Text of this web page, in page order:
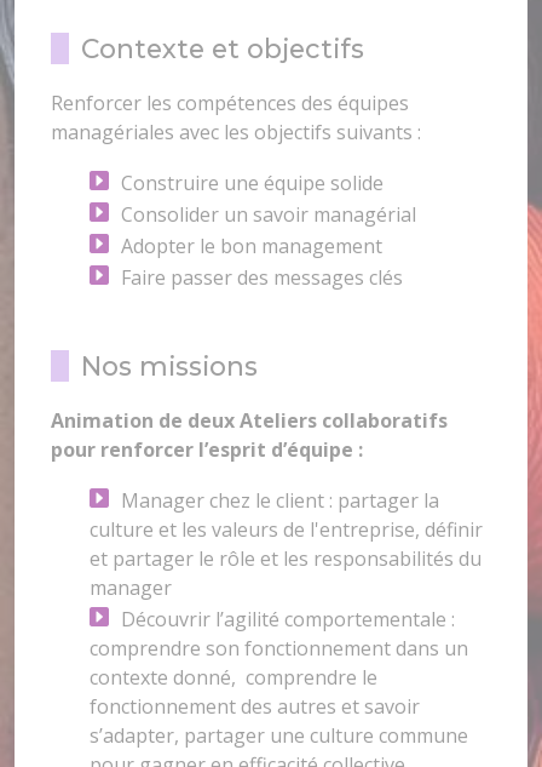
Contexte et objectifs
Renforcer les compétences des équipes
managériales avec les objectifs suivants :
Construire une équipe solide
Consolider un savoir managérial
Adopter le bon management
Faire passer des messages clés
Nos missions
Animation de deux Ateliers collaboratifs
pour renforcer l’esprit d’équipe :
Manager chez le client : partager la
culture et les valeurs de l'entreprise, définir
et partager le rôle et les responsabilités du
manager
Découvrir l’agilité comportementale :
comprendre son fonctionnement dans un
contexte donné, comprendre le
fonctionnement des autres et savoir
s’adapter, partager une culture commune